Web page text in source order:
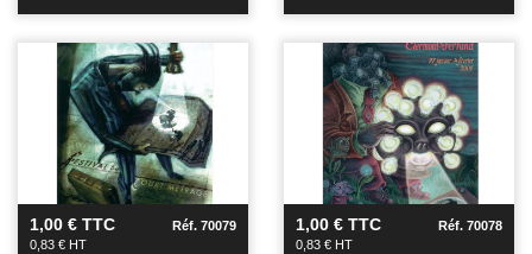
VOIR
+
1,00 € TTC
0,83 € HT
Réf. 70079
VOIR
+
1,00 € TTC
0,83 € HT
Réf. 70078